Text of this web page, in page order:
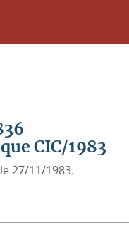
CIC/1983
27/11/1983.